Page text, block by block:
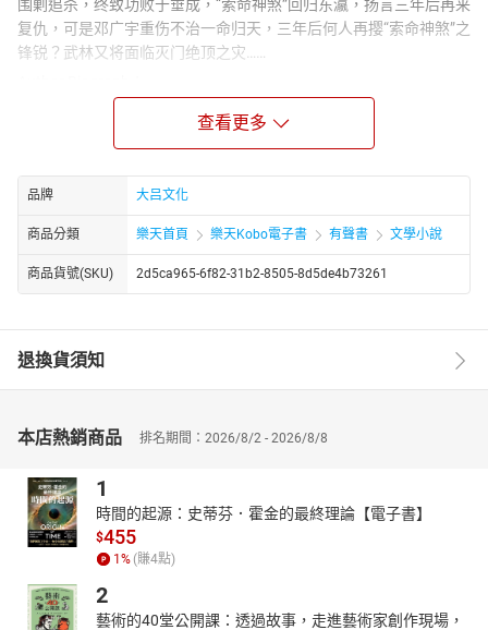
围剿追杀，终致功败于垂成，“索命神煞”回归东瀛，扬言三年后再来
复仇，可是邓广宇重伤不治一命归天，三年后何人再撄“索命神煞”之
锋锐？武林又将面临灭门绝顶之灾……
阳朔 1964 年出生于吉林，毕业于吉林大学中文系。1994 年，他以
“金庸新” 为笔名创作发表了《九阴九阳》，该书风靡全国，发行量
时代出版社出版发行了他的《剑圣风清扬》《大侠风清扬》等作
品，其中《大侠风清扬》和《剑圣风清扬》发行量超 30 万，创下当
时武侠小说销售佳绩。
查看更多
品牌 大吕文化
商品分類 樂天首頁 樂天Kobo電子書 有聲書 文學小說
商品貨號(SKU) 2d5ca965-6f82-31b2-8505-8d5de4b73261
退換貨須知
本店熱銷商品 排名期間：2026/8/2 - 2026/8/8
1
時間的起源：史蒂芬．霍金的最終理論【電子書】
$455
1 % (賺4點)
2
藝術的40堂公開課：透過故事，走進藝術家創作現場，